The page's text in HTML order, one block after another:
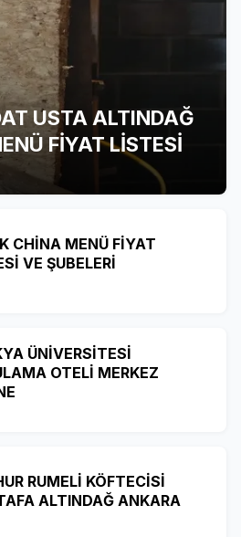
USTA ALTINDAĞ
FİYAT LİSTESİ
CHİNA MENÜ FİYAT
VE ŞUBELERİ
ÜNİVERSİTESİ
OTELİ MERKEZ
RUMELİ KÖFTECİSİ
ALTINDAĞ ANKARA